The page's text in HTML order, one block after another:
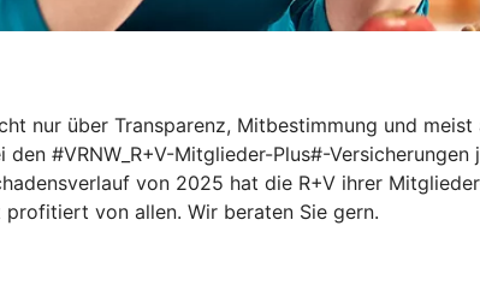
nur über Transparenz, Mitbestimmung und
#VRNW_R+V-Mitglieder-Plus#-
von 2025 hat die R+V ihrer
von allen. Wir beraten Sie gern.